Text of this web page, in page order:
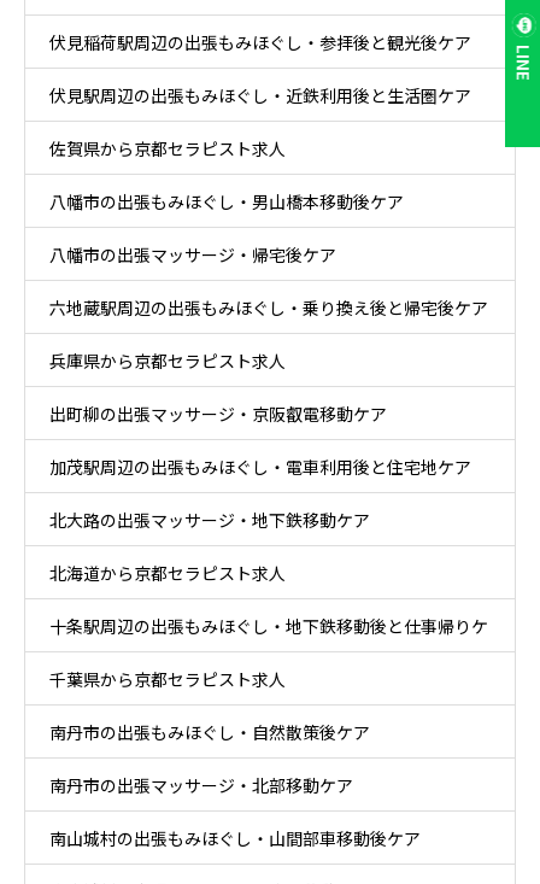
LINE
伏見稲荷駅周辺の出張もみほぐし・参拝後と観光後ケア
伏見駅周辺の出張もみほぐし・近鉄利用後と生活圏ケア
佐賀県から京都セラピスト求人
八幡市の出張もみほぐし・男山橋本移動後ケア
八幡市の出張マッサージ・帰宅後ケア
六地蔵駅周辺の出張もみほぐし・乗り換え後と帰宅後ケア
兵庫県から京都セラピスト求人
出町柳の出張マッサージ・京阪叡電移動ケア
加茂駅周辺の出張もみほぐし・電車利用後と住宅地ケア
北大路の出張マッサージ・地下鉄移動ケア
北海道から京都セラピスト求人
十条駅周辺の出張もみほぐし・地下鉄移動後と仕事帰りケ
ア
千葉県から京都セラピスト求人
南丹市の出張もみほぐし・自然散策後ケア
南丹市の出張マッサージ・北部移動ケア
南山城村の出張もみほぐし・山間部車移動後ケア